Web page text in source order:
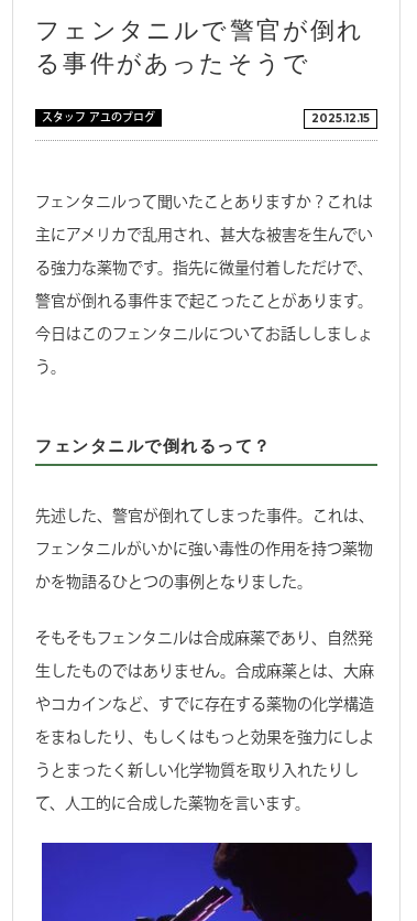
フェンタニルで警官が倒れ
る事件があったそうで
スタッフ アユのブログ 2025.12.15
フェンタニルって聞いたことありますか？これは
主にアメリカで乱用され、甚大な被害を生んでい
る強力な薬物です。指先に微量付着しただけで、
警官が倒れる事件まで起こったことがあります。
今日はこのフェンタニルについてお話ししましょ
う。
フェンタニルで倒れるって？
先述した、警官が倒れてしまった事件。これは、
フェンタニルがいかに強い毒性の作用を持つ薬物
かを物語るひとつの事例となりました。
そもそもフェンタニルは合成麻薬であり、自然発
生したものではありません。合成麻薬とは、大麻
やコカインなど、すでに存在する薬物の化学構造
をまねしたり、もしくはもっと効果を強力にしよ
うとまったく新しい化学物質を取り入れたりし
て、人工的に合成した薬物を言います。